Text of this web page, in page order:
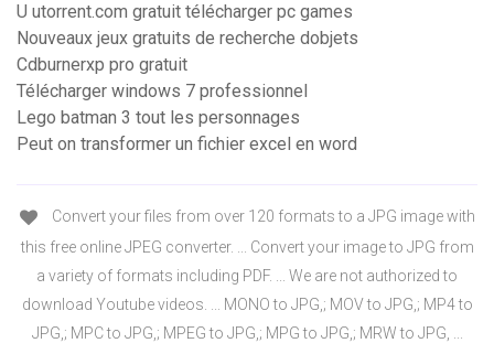
U utorrent.com gratuit télécharger pc games
Nouveaux jeux gratuits de recherche dobjets
Cdburnerxp pro gratuit
Télécharger windows 7 professionnel
Lego batman 3 tout les personnages
Peut on transformer un fichier excel en word
Convert your files from over 120 formats to a JPG image with
this free online JPEG converter. ... Convert your image to JPG from
a variety of formats including PDF. ... We are not authorized to
download Youtube videos. ... MONO to JPG,; MOV to JPG,; MP4 to
JPG,; MPC to JPG,; MPEG to JPG,; MPG to JPG,; MRW to JPG, ...